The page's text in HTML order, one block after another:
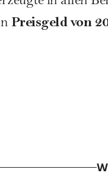
Preisgeld von